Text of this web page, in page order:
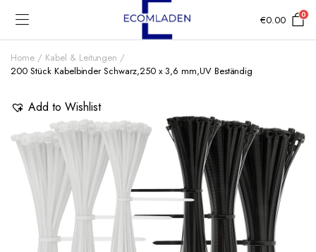
€0.00 0
Home
Kabel & Leitungen
200 Stück Kabelbinder Schwarz,250 x 3,6 mm,UV Beständig
Add to Wishlist